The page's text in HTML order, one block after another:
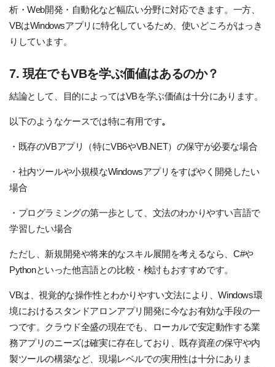
析・Web開発・自動化など幅広い分野に対応できます。一方、
VBはWindowsアプリに特化しているため、使いどころがはっき
りしています。
7. 現在でもVBを学ぶ価値はあるのか？
結論として、目的によってはVBを学ぶ価値は十分にあります。
以下のようなケースでは特に有用です。
・既存のVBアプリ（特にVB6やVB.NET）の保守が必要な場合
・社内ツールや小規模なWindowsアプリをすばやく開発したい
場合
・プログラミングの第一歩として、文法のわかりやすい言語で
学習したい場合
ただし、新規開発や将来的なスキル展開を考えるなら、C#や
Pythonといった他言語との比較・検討もおすすめです。
VBは、視覚的な操作性とわかりやすい文法により、Windows環
境におけるスタンドアロンアプリ開発に今なお有効な手段の一
つです。クラウド全盛の現在でも、ローカルで安定動作する業
務アプリのニーズは確実に存在しており、既存資産の保守や内
製ツールの構築など、現場レベルでの実用性は十分にありま